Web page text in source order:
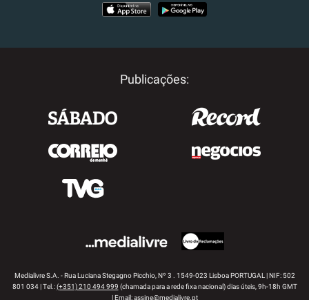
Publicações:
Medialivre S.A. - Rua Luciana Stegagno Picchio, Nº 3 . 1549-023 Lisboa PORTUGAL | NIF: 502
801 034 | Tel.:(+351) 210 494 999 (chamada para a rede fixa nacional) dias úteis, 9h-18h GMT
| Email:assine@medialivre.pt